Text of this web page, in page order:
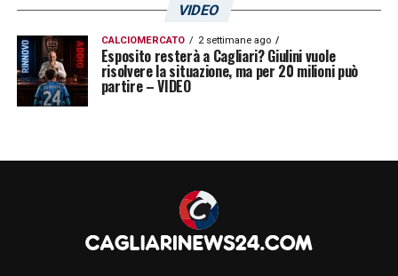
VIDEO
CALCIOMERCATO 2 settimane ago
Esposito resterà a Cagliari? Giulini vuole
risolvere la situazione, ma per 20 milioni può
partire – VIDEO